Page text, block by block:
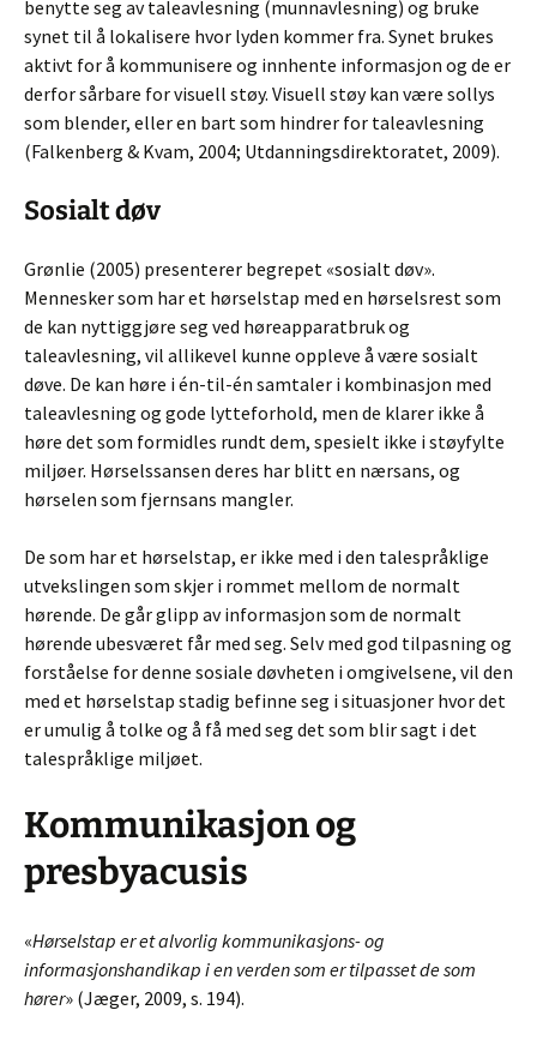
benytte seg av taleavlesning (munnavlesning) og bruke
synet til å lokalisere hvor lyden kommer fra. Synet brukes
aktivt for å kommunisere og innhente informasjon og de er
derfor sårbare for visuell støy. Visuell støy kan være sollys
som blender, eller en bart som hindrer for taleavlesning
(Falkenberg & Kvam, 2004; Utdanningsdirektoratet, 2009).
Sosialt døv
Grønlie (2005) presenterer begrepet «sosialt døv».
Mennesker som har et hørselstap med en hørselsrest som
de kan nyttiggjøre seg ved høreapparatbruk og
taleavlesning, vil allikevel kunne oppleve å være sosialt
døve. De kan høre i én-til-én samtaler i kombinasjon med
taleavlesning og gode lytteforhold, men de klarer ikke å
høre det som formidles rundt dem, spesielt ikke i støyfylte
miljøer. Hørselssansen deres har blitt en nærsans, og
hørselen som fjernsans mangler.
De som har et hørselstap, er ikke med i den talespråklige
utvekslingen som skjer i rommet mellom de normalt
hørende. De går glipp av informasjon som de normalt
hørende ubesværet får med seg. Selv med god tilpasning og
forståelse for denne sosiale døvheten i omgivelsene, vil den
med et hørselstap stadig befinne seg i situasjoner hvor det
er umulig å tolke og å få med seg det som blir sagt i det
talespråklige miljøet.
Kommunikasjon og
presbyacusis
«Hørselstap er et alvorlig kommunikasjons- og
informasjonshandikap i en verden som er tilpasset de som
hører» (Jæger, 2009, s. 194).